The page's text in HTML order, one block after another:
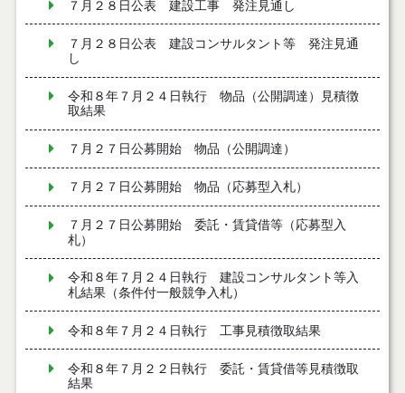
７月２８日公表 建設工事 発注見通し
７月２８日公表 建設コンサルタント等 発注見通
し
令和８年７月２４日執行 物品（公開調達）見積徴
取結果
７月２７日公募開始 物品（公開調達）
７月２７日公募開始 物品（応募型入札）
７月２７日公募開始 委託・賃貸借等（応募型入
札）
令和８年７月２４日執行 建設コンサルタント等入
札結果（条件付一般競争入札）
令和８年７月２４日執行 工事見積徴取結果
令和８年７月２２日執行 委託・賃貸借等見積徴取
結果